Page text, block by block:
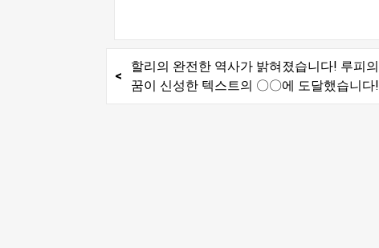
할리의 완전한 역사가 밝혀졌습니다! 루피의
꿈이 신성한 텍스트의 〇〇에 도달했습니다!